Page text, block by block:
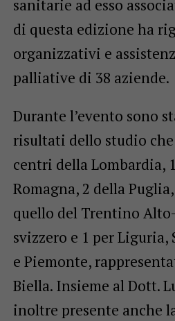
sanitarie ad esso
di questa edizione ha
organizzativi e
palliative di 38 aziende.
Durante l’evento sono
risultati dello studio
centri della Lombardia,
Romagna, 2 della
quello del Trentino
svizzero e 1 per Liguria,
e Piemonte,
Biella. Insieme al Dott.
inoltre presente anche